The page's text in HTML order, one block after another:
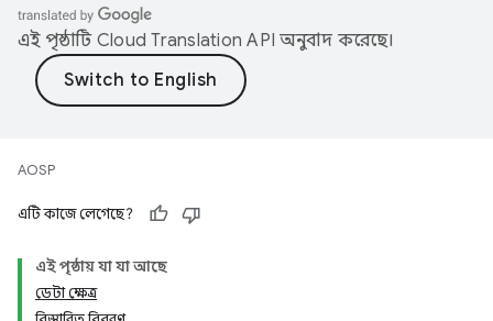
এই পৃষ্ঠাটি Cloud Translation API অনুবাদ করেছে।
AOSP
এটি কাজে লেগেছে?
এই পৃষ্ঠায় যা যা আছে
ডেটা ক্ষেত্র